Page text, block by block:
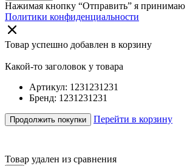
Нажимая кнопку “Отправить” я принимаю
Политики конфиденциальности
Товар успешно добавлен в корзину
Какой-то заголовок у товара
Артикул: 1231231231
Бренд: 1231231231
Продолжить покупки Перейти в корзину
Товар удален из сравнения